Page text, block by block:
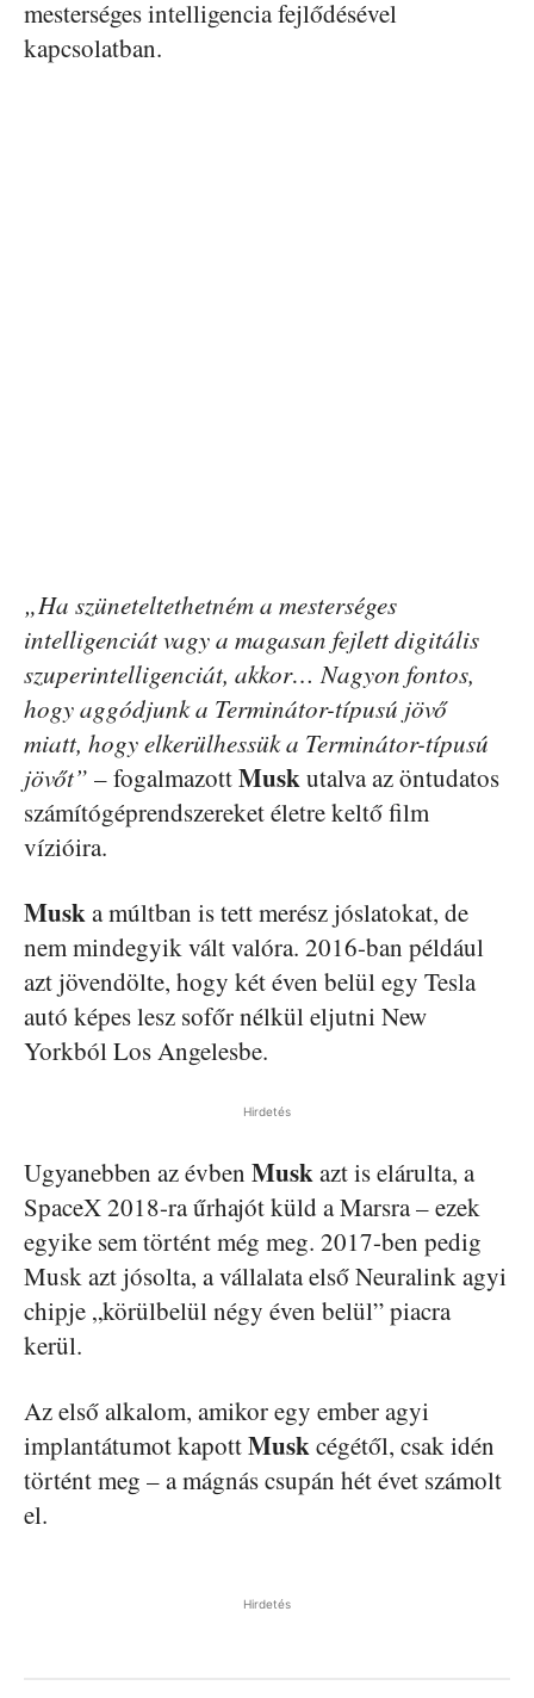
mesterséges intelligencia fejlődésével
kapcsolatban.
„Ha szüneteltethetném a mesterséges
intelligenciát vagy a magasan fejlett digitális
szuperintelligenciát, akkor… Nagyon fontos,
hogy aggódjunk a Terminátor-típusú jövő
miatt, hogy elkerülhessük a Terminátor-típusú
jövőt” – fogalmazottMuskutalva az öntudatos
számítógéprendszereket életre keltő film
vízióira.
Muska múltban is tett merész jóslatokat, de
nem mindegyik vált valóra. 2016-ban például
azt jövendölte, hogy két éven belül egy Tesla
autó képes lesz sofőr nélkül eljutni New
Yorkból Los Angelesbe.
Hirdetés
Ugyanebben az évben Muskazt is elárulta, a
SpaceX 2018-ra űrhajót küld a Marsra – ezek
egyike sem történt még meg. 2017-ben pedig
Musk azt jósolta, a vállalata első Neuralink agyi
chipje „körülbelül négy éven belül” piacra
kerül.
Az első alkalom, amikor egy ember agyi
implantátumot kapottMuskcégétől, csak idén
történt meg – a mágnás csupán hét évet számolt
el.
Hirdetés